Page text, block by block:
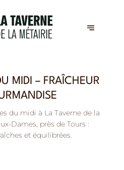
MIDI – FRAÎCHEUR
du midi à La Taverne de la
Dames, près de Tours :
et équilibrées.